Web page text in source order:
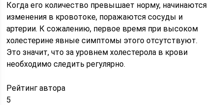
Когда его количество превышает норму, начинаются
изменения в кровотоке, поражаются сосуды и
артерии. К сожалению, первое время при высоком
холестерине явные симптомы этого отсутствуют.
Это значит, что за уровнем холестерола в крови
необходимо следить регулярно.
Рейтинг автора
5